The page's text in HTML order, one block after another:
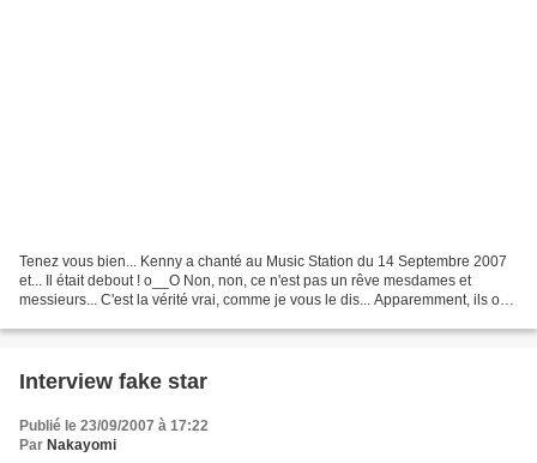
Tenez vous bien... Kenny a chanté au Music Station du 14 Septembre 2007
et... Il était debout ! o__O Non, non, ce n'est pas un rêve mesdames et
messieurs... C'est la vérité vrai, comme je vous le dis... Apparemment, ils ont
Interview fake star
Publié le 23/09/2007 à 17:22
Par Nakayomi